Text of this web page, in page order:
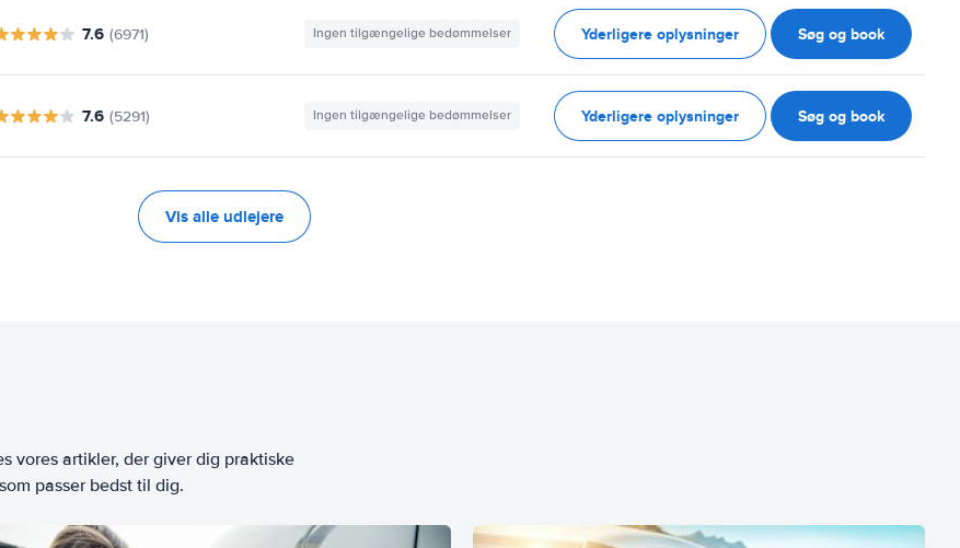
7.6 (6971) Ingen tilgængelige bedømmelser Yderligere oplysninger Søg og book
7.6 (5291) Ingen tilgængelige bedømmelser Yderligere oplysninger Søg og book
Vis alle udlejere
vores artikler, der giver dig praktiske
passer bedst til dig.